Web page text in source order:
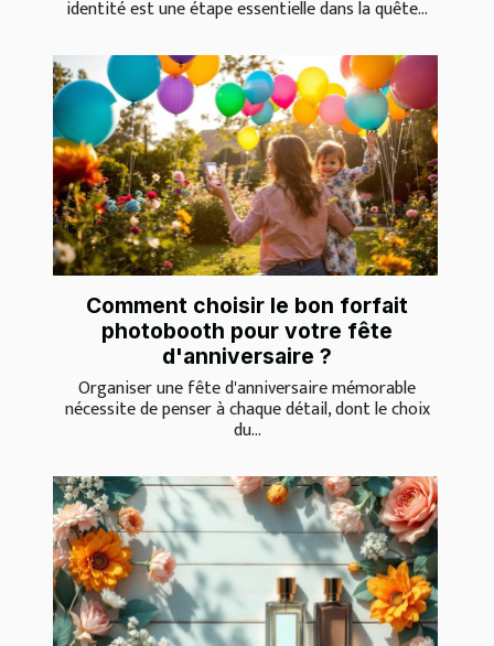
identité est une étape essentielle dans la quête...
Comment choisir le bon forfait
photobooth pour votre fête
d'anniversaire ?
Organiser une fête d'anniversaire mémorable
nécessite de penser à chaque détail, dont le choix
du...